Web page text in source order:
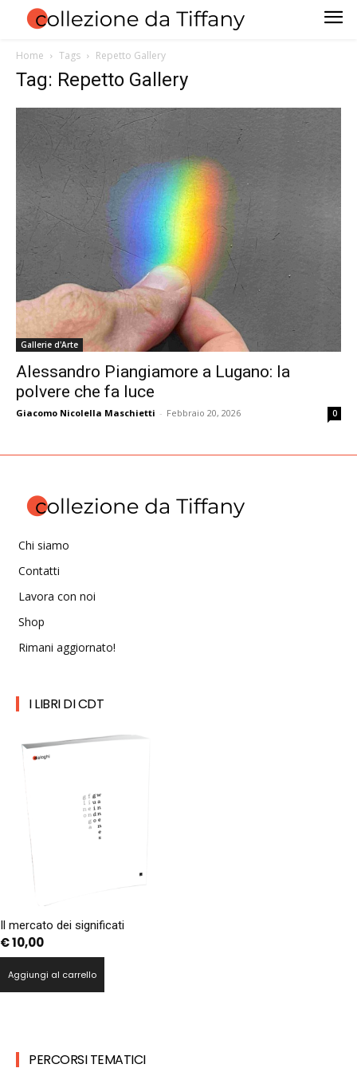
Home Tags Repetto Gallery
Tag: Repetto Gallery
Gallerie d'Arte
Alessandro Piangiamore a Lugano: la
polvere che fa luce
Giacomo Nicolella Maschietti - Febbraio 20, 2026 0
Chi siamo
Contatti
Lavora con noi
Shop
Rimani aggiornato!
I LIBRI DI CDT
Il mercato dei significati
€10,00
Aggiungi al carrello
PERCORSI TEMATICI